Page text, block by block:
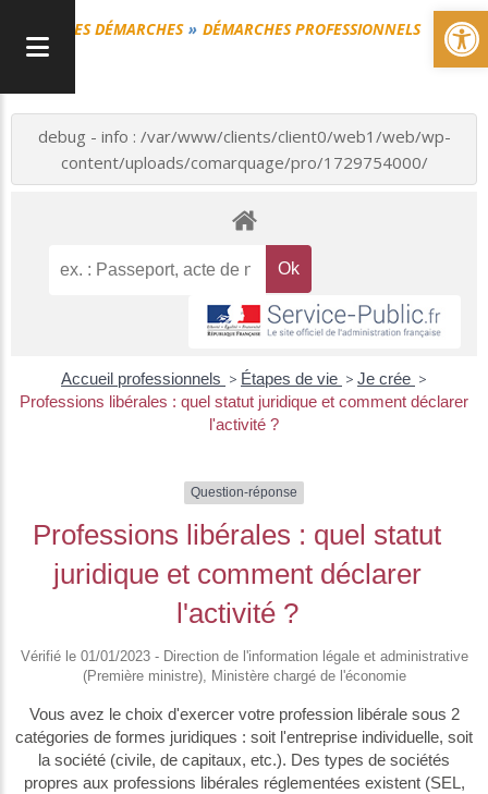
MES DÉMARCHES DÉMARCHES PROFESSIONNELS
debug - info : /var/www/clients/client0/web1/web/wp-
content/uploads/comarquage/pro/1729754000/
Accueil professionnels > Étapes de vie > Je crée >
Professions libérales : quel statut juridique et comment déclarer
l'activité ?
Question-réponse
Professions libérales : quel statut
juridique et comment déclarer
l'activité ?
Vérifié le 01/01/2023 - Direction de l'information légale et administrative
(Première ministre), Ministère chargé de l'économie
Vous avez le choix d'exercer votre profession libérale sous 2
catégories de formes juridiques : soit l'entreprise individuelle, soit
la société (civile, de capitaux, etc.). Des types de sociétés
propres aux professions libérales réglementées existent (SEL,